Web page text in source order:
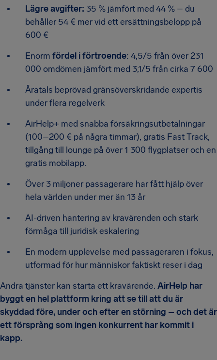
Lägre avgifter: 35 % jämfört med 44 % – du
behåller 54 € mer vid ett ersättningsbelopp på
600 €
Enorm fördel i förtroende: 4,5/5 från över 231
000 omdömen jämfört med 3,1/5 från cirka 7 600
Åratals beprövad gränsöverskridande expertis
under flera regelverk
AirHelp+ med snabba försäkringsutbetalningar
(100–200 € på några timmar), gratis Fast Track,
tillgång till lounge på över 1 300 flygplatser och en
gratis mobilapp.
Över 3 miljoner passagerare har fått hjälp över
hela världen under mer än 13 år
AI-driven hantering av kravärenden och stark
förmåga till juridisk eskalering
En modern upplevelse med passageraren i fokus,
utformad för hur människor faktiskt reser i dag
Andra tjänster kan starta ett kravärende. AirHelp har
byggt en hel plattform kring att se till att du är
skyddad före, under och efter en störning – och det är
ett försprång som ingen konkurrent har kommit i
kapp.